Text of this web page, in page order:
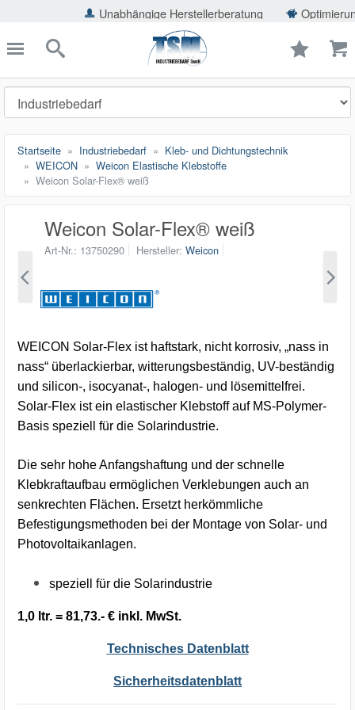
Unabhängige Herstellerberatung Optimierung
schließen
Suche
Startseite Industriebedarf
Kleb- und Dichtungstechnik
WEICON
Weicon Elastische Klebstoffe
Weicon Solar-Flex® weiß
Weicon Solar-Flex® weiß
Art-Nr. 13750290 Hersteller Weicon
WEICON Solar-Flex ist haftstark, nicht korrosiv, „nass in
nass“ überlackierbar, witterungsbeständig, UV-beständig
und silicon-, isocyanat-, halogen- und lösemittelfrei.
Solar-Flex ist ein elastischer Klebstoff auf MS-Polymer-
Basis speziell für die Solarindustrie.
Die sehr hohe Anfangshaftung und der schnelle
Klebkraftaufbau ermöglichen Verklebungen auch an
senkrechten Flächen. Ersetzt herkömmliche
Befestigungsmethoden bei der Montage von Solar- und
Photovoltaikanlagen.
speziell für die Solarindustrie
1,0 ltr. = 81,73.- € inkl. MwSt.
Technisches Datenblatt
Sicherheitsdatenblatt